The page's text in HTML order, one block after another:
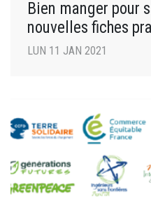
Bien manger pour
nouvelles fiches
LUN 11 JAN 2021